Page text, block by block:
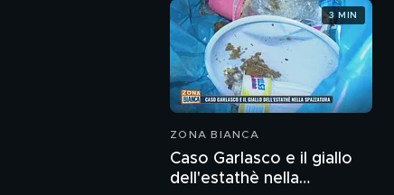
ZONA BIANCA
Caso Garlasco e il giallo
dell'estathè nella
3 MIN